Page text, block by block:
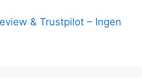
& Trustpilot – Ingen